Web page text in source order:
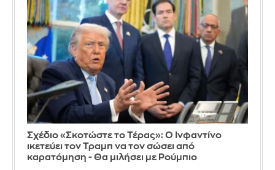
Σχέδιο «Σκοτώστε το Τέρας»: Ο Ινφαντίνο
ικετεύει τον Τραμπ να τον σώσει από
καρατόμηση - Θα μιλήσει με Ρούμπιο